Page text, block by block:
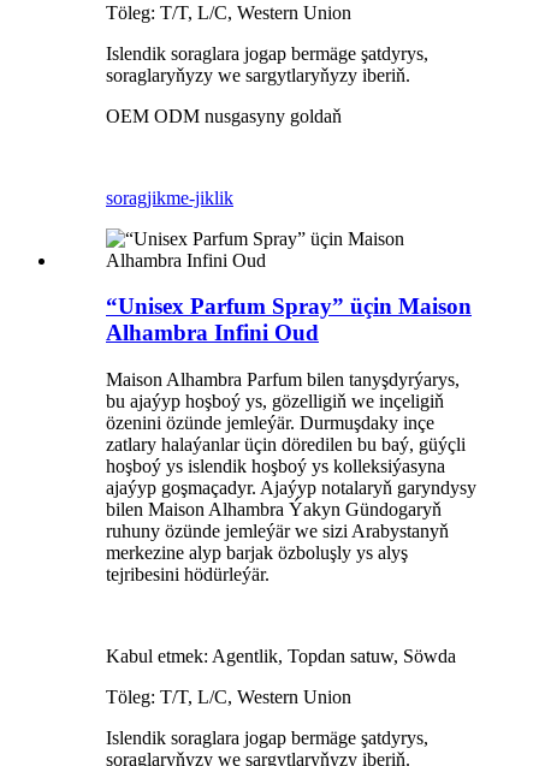
Töleg: T/T, L/C, Western Union
Islendik soraglara jogap bermäge şatdyrys,
soraglaryňyzy we sargytlaryňyzy iberiň.
OEM ODM nusgasyny goldaň
soragjikme-jiklik
“Unisex Parfum Spray” üçin Maison
Alhambra Infini Oud
Maison Alhambra Parfum bilen tanyşdyrýarys,
bu ajaýyp hoşboý ys, gözelligiň we inçeligiň
özenini özünde jemleýär. Durmuşdaky inçe
zatlary halaýanlar üçin döredilen bu baý, güýçli
hoşboý ys islendik hoşboý ys kolleksiýasyna
ajaýyp goşmaçadyr. Ajaýyp notalaryň garyndysy
bilen Maison Alhambra Ýakyn Gündogaryň
ruhuny özünde jemleýär we sizi Arabystanyň
merkezine alyp barjak özboluşly ys alyş
tejribesini hödürleýär.
Kabul etmek: Agentlik, Topdan satuw, Söwda
Töleg: T/T, L/C, Western Union
Islendik soraglara jogap bermäge şatdyrys,
soraglaryňyzy we sargytlaryňyzy iberiň.